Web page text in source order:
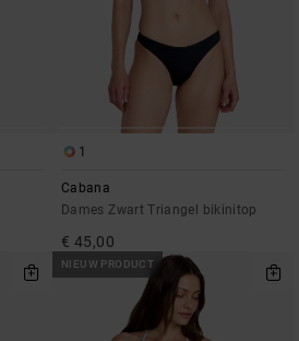
1
Cabana
Dames Zwart Triangel bikinitop
€ 45,00
NIEUW PRODUCT